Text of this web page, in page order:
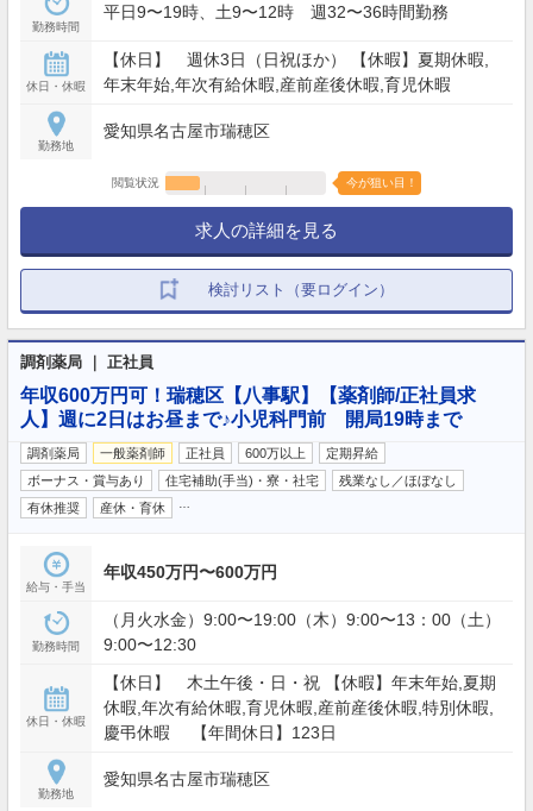
勤務時間
平日9〜19時、土9〜12時 週32〜36時間勤務
休日・休暇
【休日】 週休3日（日祝ほか） 【休暇】夏期休暇,
年末年始,年次有給休暇,産前産後休暇,育児休暇
勤務地
愛知県名古屋市瑞穂区
閲覧状況 今が狙い目！
求人の詳細を見る
検討リスト（要ログイン）
調剤薬局 ｜ 正社員
年収600万円可！瑞穂区【八事駅】【薬剤師/正社員求
人】週に2日はお昼まで♪小児科門前 開局19時まで
調剤薬局 一般薬剤師 正社員 600万以上
定期昇給
ボーナス・賞与あり
住宅補助(手当)・寮・社宅
残業なし／ほぼなし
有休推奨
産休・育休
給与・手当
年収450万円〜600万円
勤務時間
（月火水金）9:00〜19:00（木）9:00〜13：00（土）
9:00〜12:30
休日・休暇
【休日】 木土午後・日・祝 【休暇】年末年始,夏期
休暇,年次有給休暇,育児休暇,産前産後休暇,特別休暇,
慶弔休暇 【年間休日】123日
勤務地
愛知県名古屋市瑞穂区